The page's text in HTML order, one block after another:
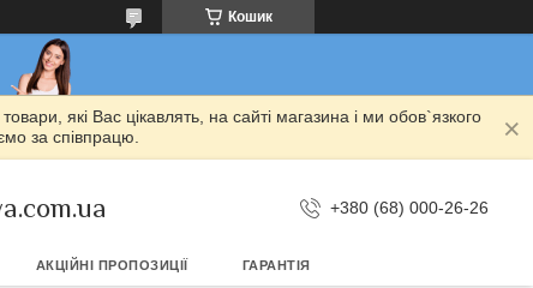
Кошик
які Вас цікавлять, на сайті магазина і ми обов`язкого
за співпрацю.
+380 (68) 000-26-26
АКЦІЙНІ ПРОПОЗИЦІЇ ГАРАНТІЯ